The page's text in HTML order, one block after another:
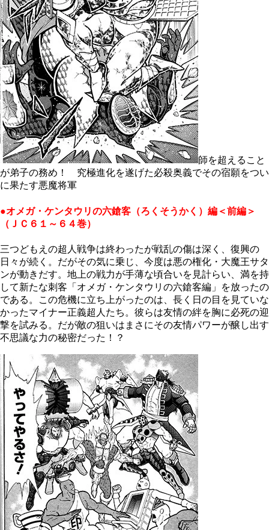
師を超えること
が弟子の務め！ 究極進化を遂げた必殺奥義でその宿願をつい
に果たす悪魔将軍
●オメガ・ケンタウリの六鎗客（ろくそうかく）編＜前編＞
（ＪＣ６１～６４巻）
三つどもえの超人戦争は終わったが戦乱の傷は深く、復興の
日々が続く。だがその気に乗じ、今度は悪の権化・大魔王サタ
ンが動きだす。地上の戦力が手薄な頃合いを見計らい、満を持
して新たな刺客「オメガ・ケンタウリの六鎗客編」を放ったの
である。この危機に立ち上がったのは、長く日の目を見ていな
かったマイナー正義超人たち。彼らは友情の絆を胸に必死の迎
撃を試みる。だが敵の狙いはまさにその友情パワーが醸し出す
不思議な力の秘密だった！？